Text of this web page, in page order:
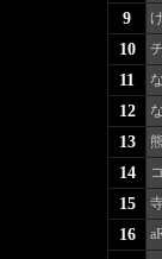
9
10
11
12
13
14
15
16